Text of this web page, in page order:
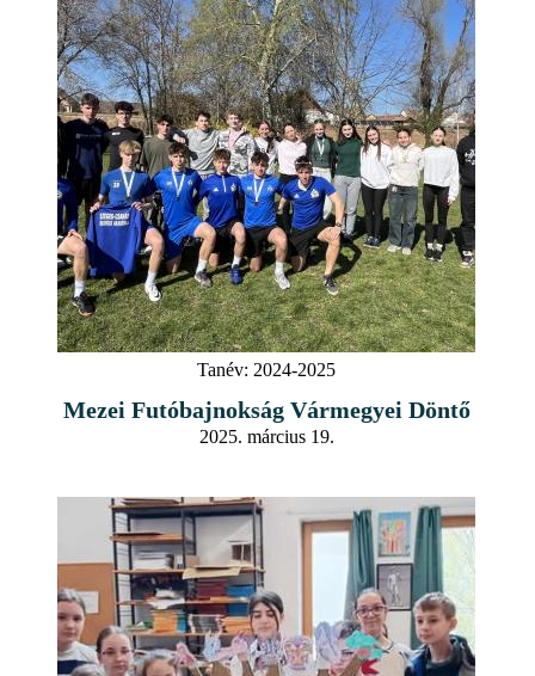
Tanév: 2024-2025
Mezei Futóbajnokság Vármegyei Döntő
2025. március 19.